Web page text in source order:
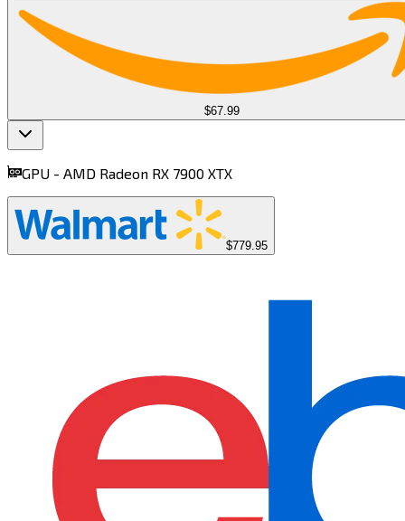
$67.99
GPU - AMD Radeon RX 7900 XTX​​​​‌ ‍ ​‍​‍‌‍ ‌ ​‍‌‍‍‌‌‍‌ ‌‍‍‌‌‍ ‍​‍​‍​ ‍‍​‍​‍‌ ​ ‌‍​‌‌‍ ‍‌‍‍‌‌ ‌​‌ ‍‌​‍ ‍‌‍‍‌‌‍ ​‍​‍​‍ ​​‍​‍‌‍‍​‌ ​‍‌‍‌‌‌‍‌‍​‍​‍​ ‍‍​‍​‍​‍ ‌‍​‌‌‍‌​‌‍ ‌‌‍‍‌‌‍ ‍​‍ ‌‍‍‌‌‍ ‍‌ ‌​‌‍‌‌‌‍ ‍‌ ‌​​‍ ‌‍‌‌‌‍‌​‌‍‍‌‌ ‌​​‍ ‌‍ ‌‌‍ ‌‍‌​‌‍‌‌​ ‌‌ ​​‌ ​‍‌‍‌‌‌ ​ ‌‍‌‌‌‍ ‍‌ ‌​‌‍​‌‌ ‌​‌‍‍‌‌‍ ‌‍ ‍​ ‍ ‌‍‍‌‌‍‌​​ ‌‌‍​‌​ ‍​​ ‌‌‌‍​‌​ ​ ‌‍​‍​ ​ ​ ‌​​‍ ‌‌‍​‍‌‍​ ​ ​‌​ ​​​‍ ‌​ ‌​‌‍​‍​ ​ ​ ‍​​‍ ‌​ ‍​​ ​‍‌‍​‌​ ‍‌​‍ ‌‌‍​‍​ ​ ‌‍​ ​ ‌‌​ ‌ ‌‍‌​​ ​‍​ ‌​‌‍​‍​ ‌‌​ ​ ​ ‍​​ ‍ ‌ ‌​‌ ‍‌‌ ​​‌‍‌‌​ ‌‌‍‌ ‌ ​​‌ ‌‌​ ‍ ‌ ​​‌‍​‌‌ ‌​‌‍‍​​ ‌‌‍ ‍‌‍​‌‌‍ ‌‌‍‌‌​ ‌‍​‍‌‍​‌‌ ​ ‌‍‌‌‌‌‌‌‌ ​‍‌‍ ​​ ‌​‍‌‌​ ​‍‌​‌‍‌‍​‌‌‍‌​‌‍ ‌‌‍‍‌‌‍ ‍​‍‌‍‌‍‍‌‌‍‌​​ ‌‌‍​‌​ ‍​​ ‌‌‌‍​‌​ ​ ‌‍​‍​ ​ ​ ‌​​‍ ‌‌‍​‍‌‍​ ​ ​‌​ ​​​‍ ‌​ ‌​‌‍​‍​ ​ ​ ‍​​‍ ‌​ ‍​​ ​‍‌‍​‌​ ‍‌​‍ ‌‌‍​‍​ ​ ‌‍​ ​ ‌‌​ ‌ ‌‍‌​​ ​‍​ ‌​‌‍​‍​ ‌‌​ ​ ​ ‍​​‍‌‍‌ ‌​‌ ‍‌‌ ​​‌‍‌‌​ ‌‌‍‌ ‌ ​​‌ ‌‌​‍‌‍‌ ​​‌‍​‌‌ ‌​‌‍‍​​ ‌‌‍ ‍‌‍​‌‌‍ ‌‌‍‌‌​‍‌‍‌ ​​‌‍‌‌‌ ​‍‌ ​ ‌ ​​‌‍‌‌‌‍​ ‌ ‌​‌‍‍‌‌ ‌‍‌‍‌‌​ ‌‌ ​​‌ ‌‌‌‍​‍‌‍ ​‌‍‍‌‌ ​ ‌‍‍​‌‍‌‌‌‍‌​​‍​‍‌ ‌
$779.95